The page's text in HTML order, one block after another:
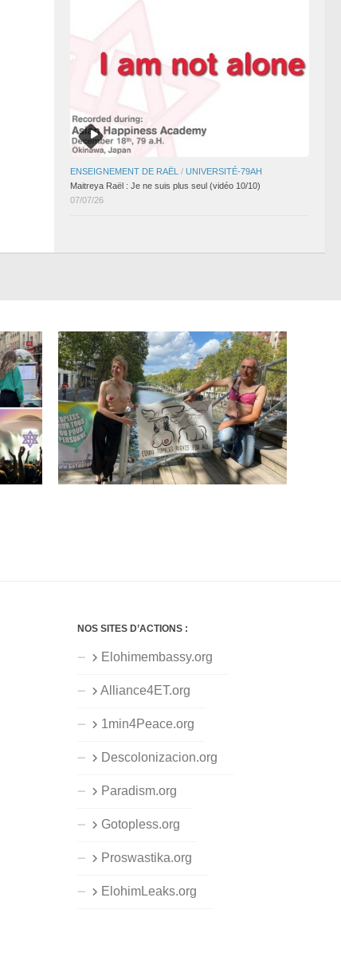
ENSEIGNEMENT DE RAËL / UNIVERSITÉ-79AH
Maitreya Raël : Je ne suis plus seul (vidéo 10/10)
07/07/26
NOS SITES D’ACTIONS :
Elohimembassy.org
Alliance4ET.org
1min4Peace.org
Descolonizacion.org
Paradism.org
Gotopless.org
Proswastika.org
ElohimLeaks.org